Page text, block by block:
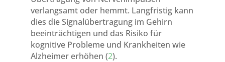
verlangsamt oder hemmt. Langfristig kann
dies die Signalübertragung im Gehirn
beeinträchtigen und das Risiko für
kognitive Probleme und Krankheiten wie
Alzheimer erhöhen (2).